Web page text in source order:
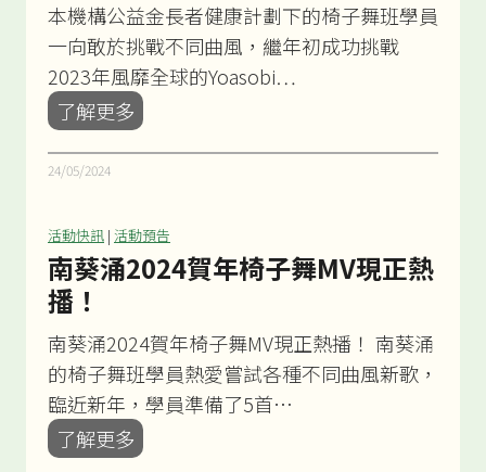
訊
經
已
上
載
本機構公益金長者健康計劃下的椅子舞班學員
一向敢於挑戰不同曲風，繼年初成功挑戰
2023年風靡全球的Yoasobi…
了解更多 椅
子
—
城
動
畢
業
作
24/05/2024
活動快訊 | 活動預告
南葵涌2024賀年椅子舞MV現正熱
播！
南葵涌2024賀年椅子舞MV現正熱播！ 南葵涌
的椅子舞班學員熱愛嘗試各種不同曲風新歌，
臨近新年，學員準備了5首…
了解更多 南